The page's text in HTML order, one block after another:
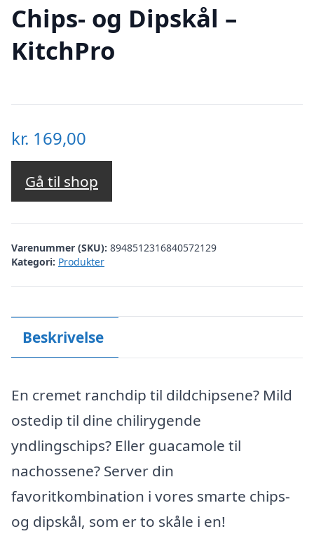
Chips- og Dipskål –
KitchPro
kr. 169,00
Gå til shop
Varenummer (SKU): 8948512316840572129
Kategori: Produkter
Beskrivelse
En cremet ranchdip til dildchipsene? Mild
ostedip til dine chilirygende
yndlingschips? Eller guacamole til
nachossene? Server din
favoritkombination i vores smarte chips-
og dipskål, som er to skåle i en!